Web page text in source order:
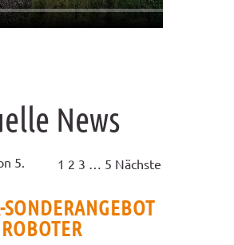
News
5. 1 2 3 5 Nächste
SONDERANGEBOT